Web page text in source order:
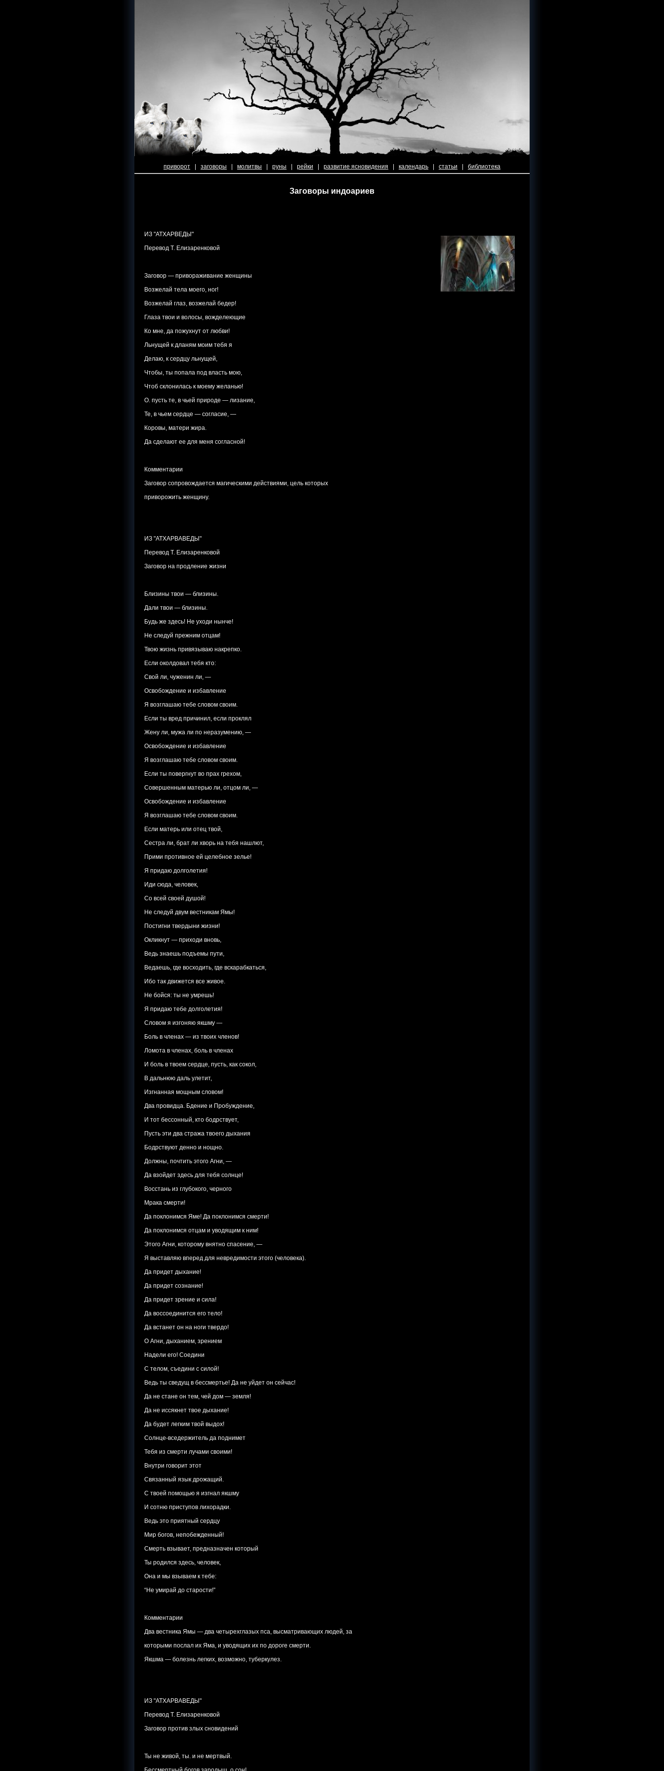
приворот заговоры молитвы руны рейки развитие ясновидения календарь статьи библиотека
Заговоры индоариев
ИЗ "АТХАРВЕДЫ"
Перевод Т. Елизаренковой
Заговор — привораживание женщины
Возжелай тела моего, ног!
Возжелай глаз, возжелай бедер!
Глаза твои и волосы, вожделеющие
Ко мне, да пожухнут от любви!
Льнущей к дланям моим тебя я
Делаю, к сердцу льнущей,
Чтобы, ты попала под власть мою,
Чтоб склонилась к моему желанью!
О. пусть те, в чьей природе — лизание,
Те, в чьем сердце — согласие, —
Коровы, матери жира.
Да сделают ее для меня согласной!
Комментарии
Заговор сопровождается магическими действиями, цель которых
приворожить женщину.
ИЗ "АТХАРВАВЕДЫ"
Перевод Т. Елизаренковой
Заговор на продление жизни
Близины твои — близины.
Дали твои — близины.
Будь же здесь! Не уходи нынче!
Не следуй прежним отцам!
Твою жизнь привязываю накрепко.
Если околдовал тебя кто:
Свой ли, чуженин ли, —
Освобождение и избавление
Я возглашаю тебе словом своим.
Если ты вред причинил, если проклял
Жену ли, мужа ли по неразумению, —
Освобождение и избавление
Я возглашаю тебе словом своим.
Если ты повергнут во прах грехом,
Совершенным матерью ли, отцом ли, —
Освобождение и избавление
Я возглашаю тебе словом своим.
Если матерь или отец твой,
Сестра ли, брат ли хворь на тебя нашлют,
Прими противное ей целебное зелье!
Я придаю долголетия!
Иди сюда, человек,
Со всей своей душой!
Не следуй двум вестникам Ямы!
Постигни твердыни жизни!
Окликнут — приходи вновь,
Ведь знаешь подъемы пути,
Ведаешь, где восходить, где вскарабкаться,
Ибо так движется все живое.
Не бойся: ты не умрешь!
Я придаю тебе долголетия!
Словом я изгоняю якшму —
Боль в членах — из твоих членов!
Ломота в членах, боль в членах
И боль в твоем сердце, пусть, как сокол,
В дальнюю даль улетит,
Изгнанная мощным словом!
Два провидца. Бдение и Пробуждение,
И тот бессонный, кто бодрствует,
Пусть эти два стража твоего дыхания
Бодрствуют денно и нощно.
Должны, почтить этого Агни, —
Да взойдет здесь для тебя солнце!
Восстань из глубокого, черного
Мрака смерти!
Да поклонимся Яме! Да поклонимся смерти!
Да поклонимся отцам и уводящим к ним!
Этого Агни, которому внятно спасение, —
Я выставляю вперед для невредимости этого (человека).
Да придет дыхание!
Да придет сознание!
Да придет зрение и сила!
Да воссоединится его тело!
Да встанет он на ноги твердо!
О Агни, дыханием, зрением
Надели его! Соедини
С телом, съедини с силой!
Ведь ты сведущ в бессмертье! Да не уйдет он сейчас!
Да не стане он тем, чей дом — земля!
Да не иссякнет твое дыхание!
Да будет легким твой выдох!
Солнце-вседержитель да поднимет
Тебя из смерти лучами своими!
Внутри говорит этот
Связанный язык дрожащий.
С твоей помощью я изгнал якшму
И сотню приступов лихорадки.
Ведь это приятный сердцу
Мир богов, непобежденный!
Смерть взывает, предназначен который
Ты родился здесь, человек,
Она и мы взываем к тебе:
“Не умирай до старости!”
Комментарии
Два вестника Ямы — два четырехглазых пса, высматривающих людей, за
которыми послал их Яма, и уводящих их по дороге смерти.
Якшма — болезнь легких, возможно, туберкулез.
ИЗ "АТХАРВАВЕДЫ"
Перевод Т. Елизаренковой
Заговор против злых сновидений
Ты не живой, ты. и не мертвый.